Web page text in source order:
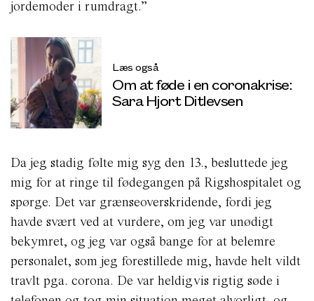
jordemoder i rumdragt.”
Læs også
Om at føde i en coronakrise:
Sara Hjort Ditlevsen
Da jeg stadig følte mig syg den 13., besluttede jeg
mig for at ringe til fødegangen på Rigshospitalet og
spørge. Det var grænseoverskridende, fordi jeg
havde svært ved at vurdere, om jeg var unødigt
bekymret, og jeg var også bange for at belemre
personalet, som jeg forestillede mig, havde helt vildt
travlt pga. corona. De var heldigvis rigtig søde i